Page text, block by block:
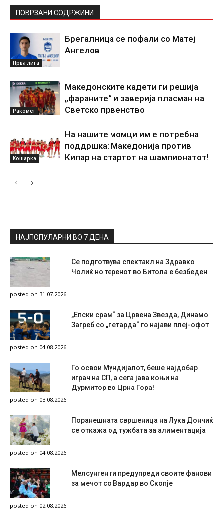
ПОВРЗАНИ СОДРЖИНИ
Прва лига
Брегалница се пофали со Матеј
Ангелов
Ракомет
Македонските кадети ги решија
„фараните“ и заверија пласман на
Светско првенство
Кошарка
На нашите момци им е потребна
поддршка: Македонија против
Кипар на стартот на шампионатот!
НАЈПОПУЛАРНИ ВО 7 ДЕНА
Се подготвува спектакл на Здравко
Чолиќ но теренот во Битола е безбеден
posted on 31.07.2026
„Епски срам“ за Црвена Звезда, Динамо
Загреб со „петарда“ го најави плеј-офот
posted on 04.08.2026
Го освои Мундијалот, беше најдобар
играч на СП, а сега јава коњи на
Дурмитор во Црна Гора!
posted on 03.08.2026
Поранешната свршеница на Лука Дончиќ
се откажа од тужбата за алиментација
posted on 04.08.2026
Мелсунген ги предупреди своите фанови
за мечот со Вардар во Скопје
posted on 02.08.2026